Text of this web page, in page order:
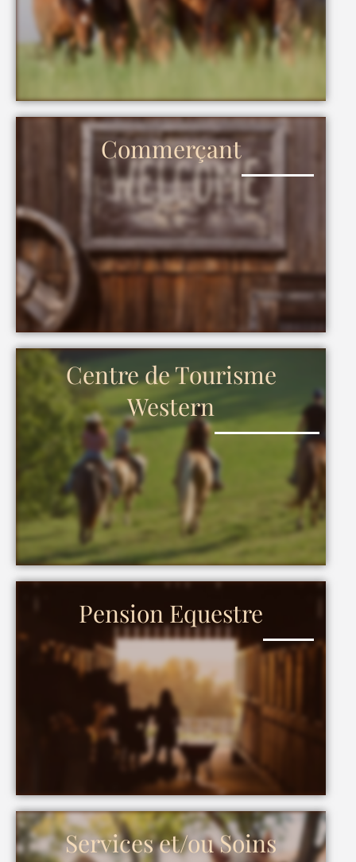
Commerçant
Centre de Tourisme
Western
Pension Equestre
Services et/ou Soins